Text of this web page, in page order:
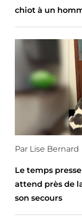
chiot à un
Par Lise Bernard
Le temps
attend près de
son secours